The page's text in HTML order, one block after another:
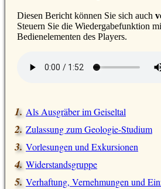
Diesen Bericht können Sie sich auch
Steuern Sie die Wiedergabefunktion
Bedienelementen des Players.
Als Ausgräber im Geiseltal
Zulassung zum Geologie-Studium
Vorlesungen und Exkursionen
Widerstandsgruppe
Verhaftung, Vernehmungen und